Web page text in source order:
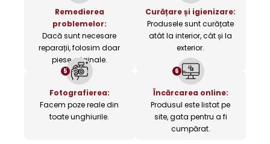
Remedierea
problemelor:
Dacă sunt necesare
reparații, folosim doar
piese originale.
Curățare și igienizare:
Produsele sunt curățate
atât la interior, cât și la
exterior.
5
Fotografierea:
Facem poze reale din
toate unghiurile.
6
Încărcarea online:
Produsul este listat pe
site, gata pentru a fi
cumpărat.